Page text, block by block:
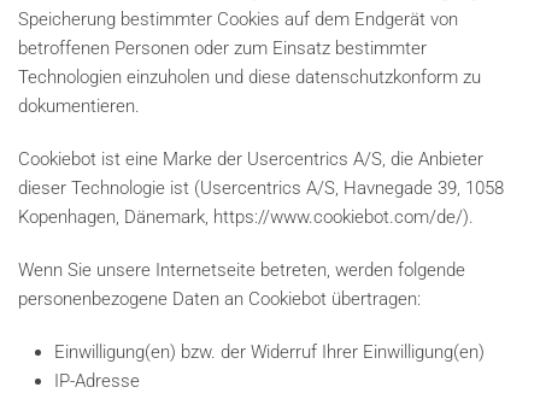
Speicherung bestimmter Cookies auf dem Endgerät von
betroffenen Personen oder zum Einsatz bestimmter
Technologien einzuholen und diese datenschutzkonform zu
dokumentieren.
Cookiebot ist eine Marke der Usercentrics A/S, die Anbieter
dieser Technologie ist (Usercentrics A/S, Havnegade 39, 1058
Kopenhagen, Dänemark, https://www.cookiebot.com/de/).
Wenn Sie unsere Internetseite betreten, werden folgende
personenbezogene Daten an Cookiebot übertragen:
Einwilligung(en) bzw. der Widerruf Ihrer Einwilligung(en)
IP-Adresse